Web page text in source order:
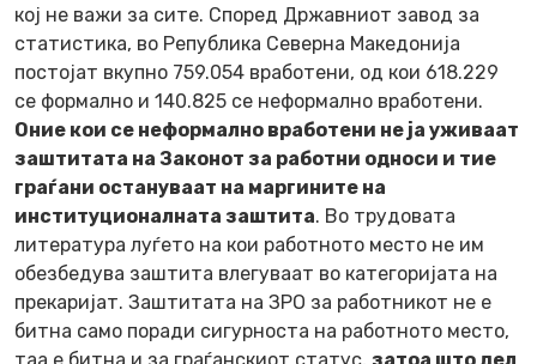
кој не важи за сите. Според Државниот завод за
статистика, во Република Северна Македонија
постојат вкупно 759.054 вработени, од кои 618.229
се формално и 140.825 се неформално вработени.
Оние кои се неформално вработени не ја уживаат
заштитата на Законот за работни односи и тие
граѓани остануваат на маргините на
институционалната заштита. Во трудовата
литература луѓето на кои работното место не им
обезбедува заштита влегуваат во категоријата на
прекаријат. Заштитата на ЗРО за работникот не е
битна само поради сигурноста на работното место,